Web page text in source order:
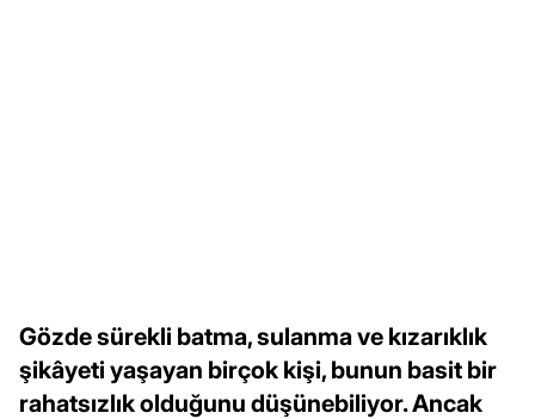
Gözde sürekli batma, sulanma ve kızarıklık
şikâyeti yaşayan birçok kişi, bunun basit bir
rahatsızlık olduğunu düşünebiliyor. Ancak